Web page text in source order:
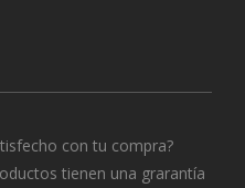
con tu compra?
tienen una grarantía